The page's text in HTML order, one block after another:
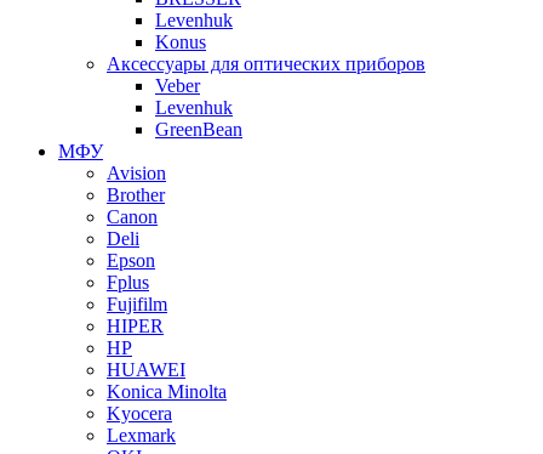
Levenhuk
Konus
Аксессуары для оптических приборов
Veber
Levenhuk
GreenBean
МФУ
Avision
Brother
Canon
Deli
Epson
Fplus
Fujifilm
HIPER
HP
HUAWEI
Konica Minolta
Kyocera
Lexmark